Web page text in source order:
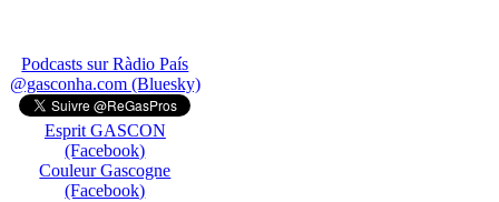
Podcasts sur Ràdio País
@gasconha.com (Bluesky)
Esprit GASCON
(Facebook)
Couleur Gascogne
(Facebook)